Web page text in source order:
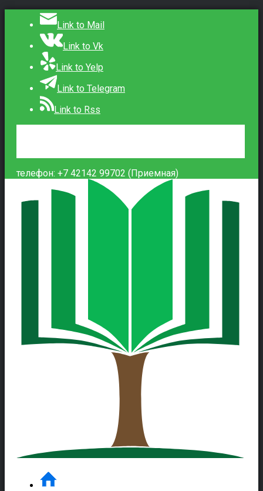
Link to Mail
Link to Vk
Link to Yelp
Link to Telegram
Link to Rss
телефон: +7 42142 99702 (Приемная)